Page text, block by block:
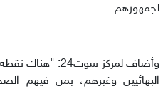
لجمهورهم.
وأضاف لمركز
البهائيين وغيرهم، بمن فيهم